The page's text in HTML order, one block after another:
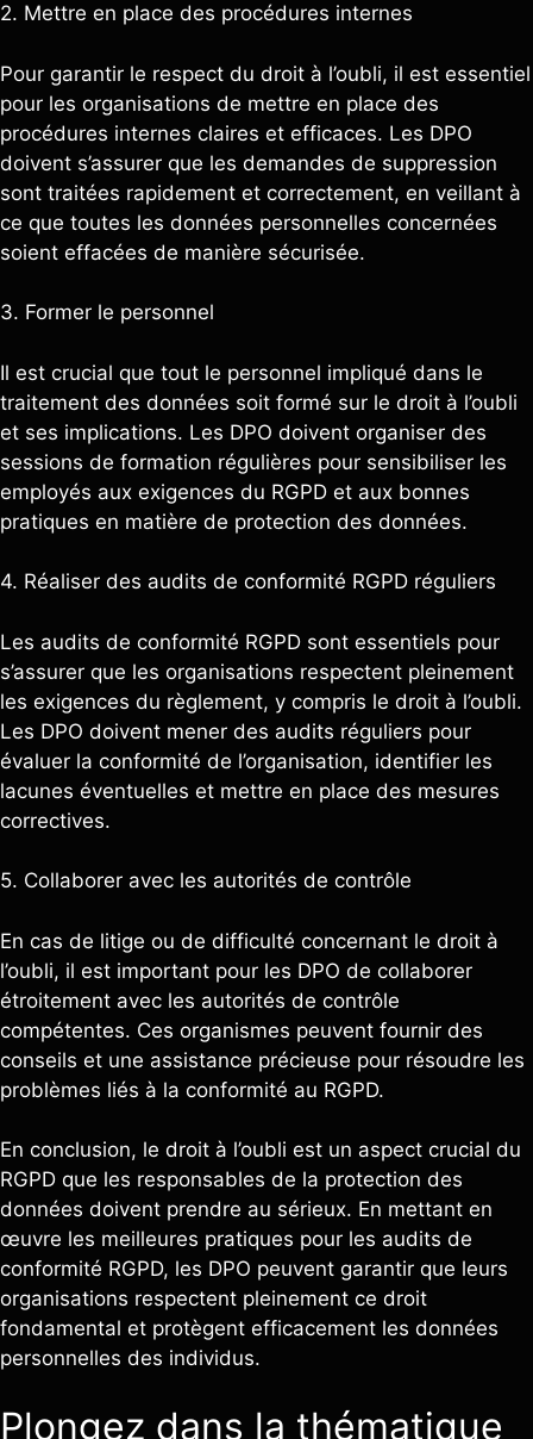
2. Mettre en place des procédures internes
Pour garantir le respect du droit à l’oubli, il est essentiel
pour les organisations de mettre en place des
procédures internes claires et efficaces. Les DPO
doivent s’assurer que les demandes de suppression
sont traitées rapidement et correctement, en veillant à
ce que toutes les données personnelles concernées
soient effacées de manière sécurisée.
3. Former le personnel
Il est crucial que tout le personnel impliqué dans le
traitement des données soit formé sur le droit à l’oubli
et ses implications. Les DPO doivent organiser des
sessions de formation régulières pour sensibiliser les
employés aux exigences du RGPD et aux bonnes
pratiques en matière de protection des données.
4. Réaliser des audits de conformité RGPD réguliers
Les audits de conformité RGPD sont essentiels pour
s’assurer que les organisations respectent pleinement
les exigences du règlement, y compris le droit à l’oubli.
Les DPO doivent mener des audits réguliers pour
évaluer la conformité de l’organisation, identifier les
lacunes éventuelles et mettre en place des mesures
correctives.
5. Collaborer avec les autorités de contrôle
En cas de litige ou de difficulté concernant le droit à
l’oubli, il est important pour les DPO de collaborer
étroitement avec les autorités de contrôle
compétentes. Ces organismes peuvent fournir des
conseils et une assistance précieuse pour résoudre les
problèmes liés à la conformité au RGPD.
En conclusion, le droit à l’oubli est un aspect crucial du
RGPD que les responsables de la protection des
données doivent prendre au sérieux. En mettant en
œuvre les meilleures pratiques pour les audits de
conformité RGPD, les DPO peuvent garantir que leurs
organisations respectent pleinement ce droit
fondamental et protègent efficacement les données
personnelles des individus.
Plongez dans la thématique